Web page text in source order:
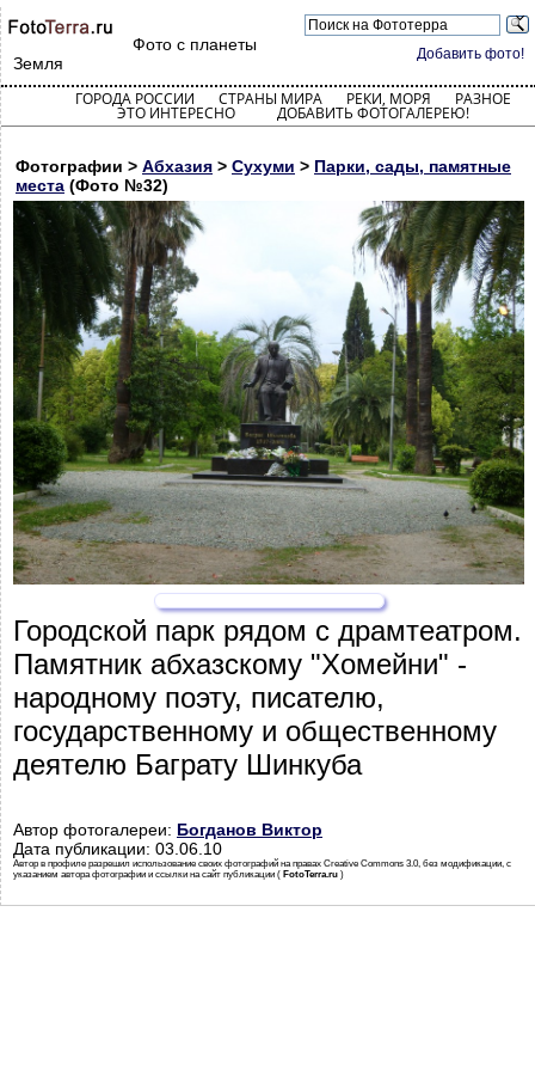
Добавить фото!
Фото с планеты
Земля
ГОРОДА РОССИИ СТРАНЫ МИРА РЕКИ, МОРЯ РАЗНОЕ
ЭТО ИНТЕРЕСНО ДОБАВИТЬ ФОТОГАЛЕРЕЮ!
Фотографии > Абхазия > Сухуми > Парки, сады, памятные
места (Фото №32)
Городской парк рядом с драмтеатром.
Памятник абхазскому "Хомейни" -
народному поэту, писателю,
государственному и общественному
деятелю Баграту Шинкуба
Автор фотогалереи: Богданов Виктор
Дата публикации: 03.06.10
Автор в профиле разрешил использование своих фотографий на правах Creative Commons 3.0, без модификации, с
указанием автора фотографии и ссылки на сайт публикации ( FotoTerra.ru )